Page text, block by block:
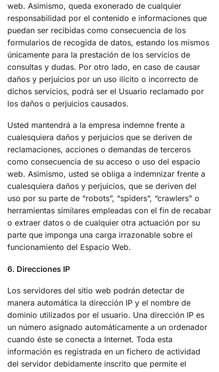
web. Asimismo, queda exonerado de cualquier
responsabilidad por el contenido e informaciones que
puedan ser recibidas como consecuencia de los
formularios de recogida de datos, estando los mismos
únicamente para la prestación de los servicios de
consultas y dudas. Por otro lado, en caso de causar
daños y perjuicios por un uso ilícito o incorrecto de
dichos servicios, podrá ser el Usuario reclamado por
los daños o perjuicios causados.
Usted mantendrá a la empresa indemne frente a
cualesquiera daños y perjuicios que se deriven de
reclamaciones, acciones o demandas de terceros
como consecuencia de su acceso o uso del espacio
web. Asimismo, usted se obliga a indemnizar frente a
cualesquiera daños y perjuicios, que se deriven del
uso por su parte de “robots”, “spiders”, “crawlers” o
herramientas similares empleadas con el fin de recabar
o extraer datos o de cualquier otra actuación por su
parte que imponga una carga irrazonable sobre el
funcionamiento del Espacio Web.
6. Direcciones IP
Los servidores del sitio web podrán detectar de
manera automática la dirección IP y el nombre de
dominio utilizados por el usuario. Una dirección IP es
un número asignado automáticamente a un ordenador
cuando éste se conecta a Internet. Toda esta
información es registrada en un fichero de actividad
del servidor debidamente inscrito que permite el